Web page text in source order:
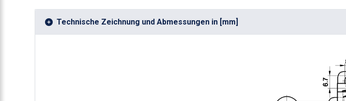
Technische Zeichnung und Abmessungen in [mm]